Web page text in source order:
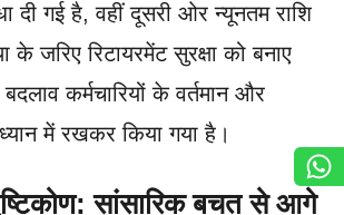
दी गई है, वहीं दूसरी ओर न्यूनतम राशि
के जरिए रिटायरमेंट सुरक्षा को बनाए
कर्मचारियों के वर्तमान और
में रखकर किया गया है।
सांसारिक बचत से आगे